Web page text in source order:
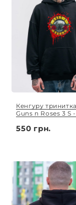
Кенгуру
Guns n Roses 3 S -
550 грн.